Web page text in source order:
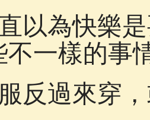
以為快樂
不一樣的事
反過來穿